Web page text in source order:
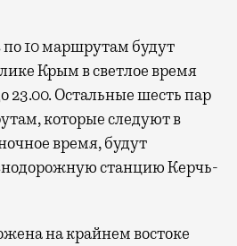
по 10 маршрутам будут
Крым в светлое время
23.00. Остальные шесть пар
которые следуют в
время, будут
станцию Керчь-
на крайнем востоке